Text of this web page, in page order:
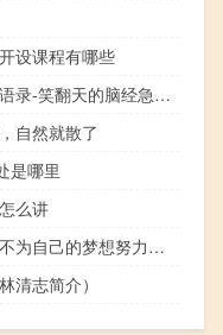
设课程有哪些
超个性的搞笑空间语录-笑翻天的脑经急转弯
自然就散了
是哪里
么讲
霸道说说有个性：不为自己的梦想努力，那就只能为别人的梦想打工
清志简介）